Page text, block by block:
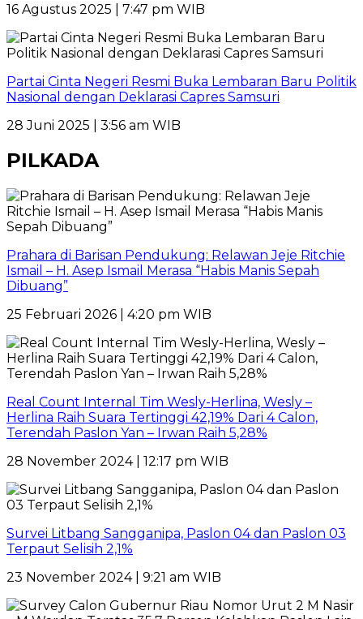
16 Agustus 2025 | 7:47 pm WIB
Partai Cinta Negeri Resmi Buka Lembaran Baru Politik
Nasional dengan Deklarasi Capres Samsuri
28 Juni 2025 | 3:56 am WIB
PILKADA
Prahara di Barisan Pendukung: Relawan Jeje Ritchie
Ismail – H. Asep Ismail Merasa “Habis Manis Sepah
Dibuang”
25 Februari 2026 | 4:20 pm WIB
Real Count Internal Tim Wesly-Herlina, Wesly –
Herlina Raih Suara Tertinggi 42,19% Dari 4 Calon,
Terendah Paslon Yan – Irwan Raih 5,28%
28 November 2024 | 12:17 pm WIB
Survei Litbang Sangganipa, Paslon 04 dan Paslon 03
Terpaut Selisih 2,1%
23 November 2024 | 9:21 am WIB